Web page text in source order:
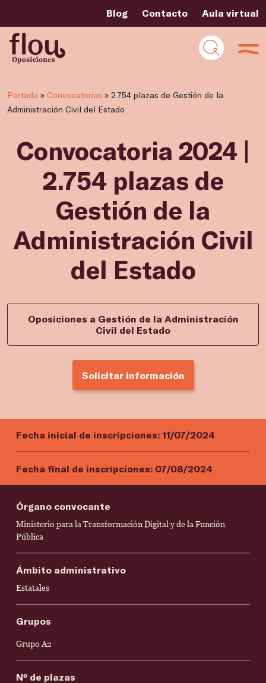
Blog Contacto Aula virtual
Portada » Convocatorias » 2.754 plazas de Gestión de la
Administración Civil del Estado
Convocatoria 2024 |
2.754 plazas de
Gestión de la
Administración Civil
del Estado
Oposiciones a Gestión de la Administración
Civil del Estado
Solicitar información
Fecha inicial de inscripciones: 11/07/2024
Fecha final de inscripciones: 07/08/2024
Órgano convocante
Ministerio para la Transformación Digital y de la Función
Pública
Ámbito administrativo
Estatales
Grupos
Grupo A2
Nº de plazas